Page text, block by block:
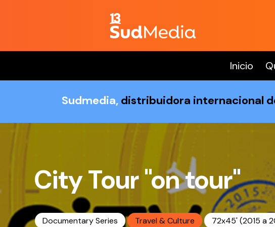
Inicio
Sudmedia, distribuidora internacional
City Tour "on tour"
Documentary Series Travel & Culture
72x45' (2015 a